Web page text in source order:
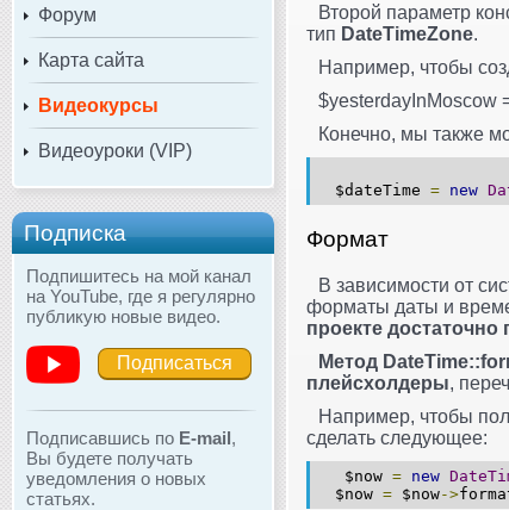
Форум
Карта сайта
Видеокурсы
Видеоуроки (VIP)
Подписка
Подпишитесь на мой канал
на YouTube, где я регулярно
публикую новые видео.
Подписаться
Подписавшись по E-mail,
Вы будете получать
уведомления о новых
статьях.
Второй параметр
тип DateTimeZone.
Например, чтобы
$yesterdayInMoscow
Конечно, мы также
$dateTime = new
Формат
В зависимости от
форматы даты и
проекте достаточно
Метод
плейсхолдеры,
Например, чтобы
сделать следующее:
$now = new
$now = $now->